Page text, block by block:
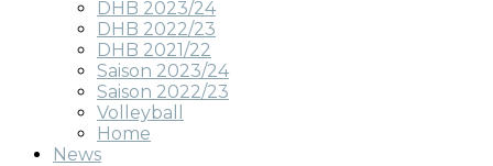
DHB 2023/24
DHB 2022/23
DHB 2021/22
Saison 2023/24
Saison 2022/23
Volleyball
Home
News